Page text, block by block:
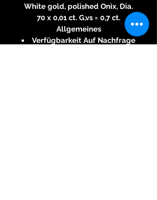
White gold, polished Onix, Dia.
70 x 0,01 ct. G,vs = 0,7 ct.
Allgemeines
Verfügbarkeit Auf Nachfrage